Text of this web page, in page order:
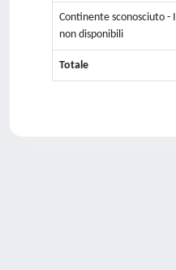
Continente sconosciuto -
non disponibili
Totale